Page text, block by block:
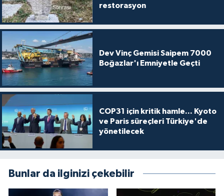
restorasyon
Dev Vinç Gemisi Saipem 7000
Boğazlar'ı Emniyetle Geçti
COP31 için kritik hamle... Kyoto
ve Paris süreçleri Türkiye'de
yönetilecek
Bunlar da ilginizi çekebilir